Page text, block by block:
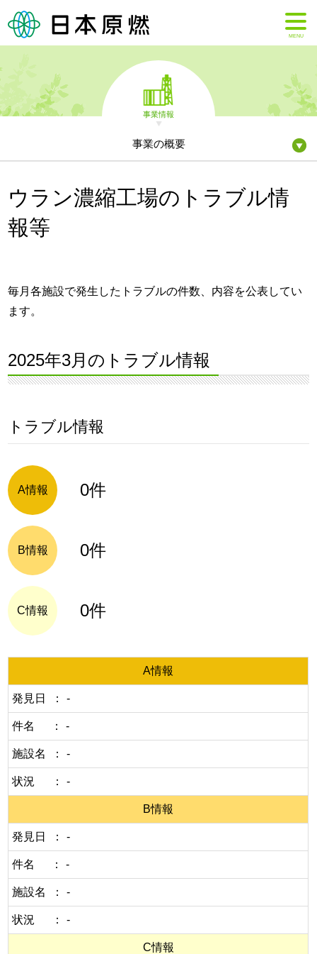
MENU
事業情報
事業の概要
ウラン濃縮工場のトラブル情
報等
毎月各施設で発生したトラブルの件数、内容を公表してい
ます。
2025年3月のトラブル情報
トラブル情報
A情報 0件
B情報 0件
C情報 0件
A情報
発見日 -
件名 -
施設名 -
状況 -
B情報
発見日 -
件名 -
施設名 -
状況 -
C情報